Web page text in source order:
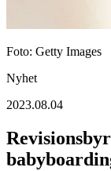
Foto: Getty Images
Nyhet
2023.08.04